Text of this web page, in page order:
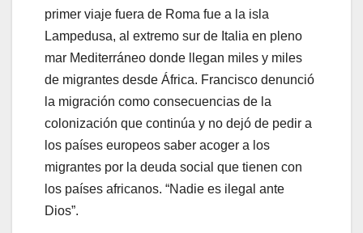
primer viaje fuera de Roma fue a la isla
Lampedusa, al extremo sur de Italia en pleno
mar Mediterráneo donde llegan miles y miles
de migrantes desde África. Francisco denunció
la migración como consecuencias de la
colonización que continúa y no dejó de pedir a
los países europeos saber acoger a los
migrantes por la deuda social que tienen con
los países africanos. “Nadie es ilegal ante
Dios”.